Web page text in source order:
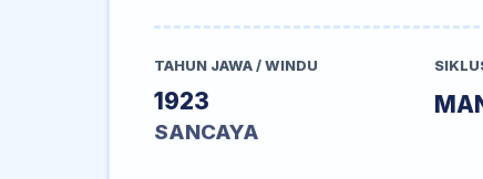
TAHUN JAWA / WINDU
1923
SANCAYA